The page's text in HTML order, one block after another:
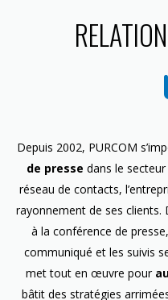
Depuis 2002, PURCOM
de presse dans le
réseau de contacts,
rayonnement de ses clients.
à la conférence de
communiqué et les suivis
met tout en œuvre pour
bâtit des stratégies